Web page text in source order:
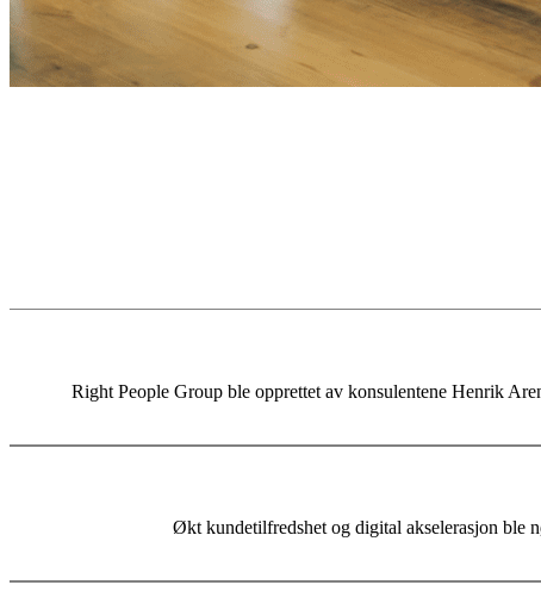
Right People Group ble opprettet av konsulentene Henrik
Økt kundetilfredshet og digital akselerasjon ble